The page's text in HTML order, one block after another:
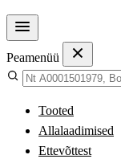
Peamenüü
Tooted
Allalaadimised
Ettevõttest